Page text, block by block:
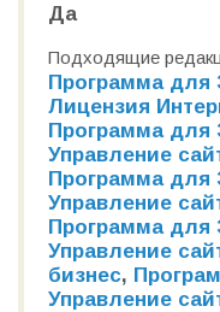
Да
Подходящие
Программа для
Лицензия
Программа для
Управление
Программа для
Управление
Программа для
Управление
бизнес,
Управление